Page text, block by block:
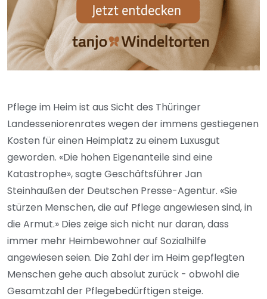
Pflege im Heim ist aus Sicht des Thüringer
Landesseniorenrates wegen der immens gestiegenen
Kosten für einen Heimplatz zu einem Luxusgut
geworden. «Die hohen Eigenanteile sind eine
Katastrophe», sagte Geschäftsführer Jan
Steinhaußen der Deutschen Presse-Agentur. «Sie
stürzen Menschen, die auf Pflege angewiesen sind, in
die Armut.» Dies zeige sich nicht nur daran, dass
immer mehr Heimbewohner auf Sozialhilfe
angewiesen seien. Die Zahl der im Heim gepflegten
Menschen gehe auch absolut zurück - obwohl die
Gesamtzahl der Pflegebedürftigen steige.